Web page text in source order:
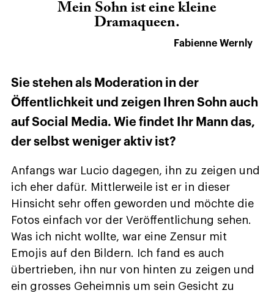
Mein Sohn ist eine kleine
Dramaqueen.
Fabienne Wernly
Sie stehen als Moderation in der
Öffentlichkeit und zeigen Ihren Sohn auch
auf Social Media. Wie findet Ihr Mann das,
der selbst weniger aktiv ist?
Anfangs war Lucio dagegen, ihn zu zeigen und
ich eher dafür. Mittlerweile ist er in dieser
Hinsicht sehr offen geworden und möchte die
Fotos einfach vor der Veröffentlichung sehen.
Was ich nicht wollte, war eine Zensur mit
Emojis auf den Bildern. Ich fand es auch
übertrieben, ihn nur von hinten zu zeigen und
ein grosses Geheimnis um sein Gesicht zu